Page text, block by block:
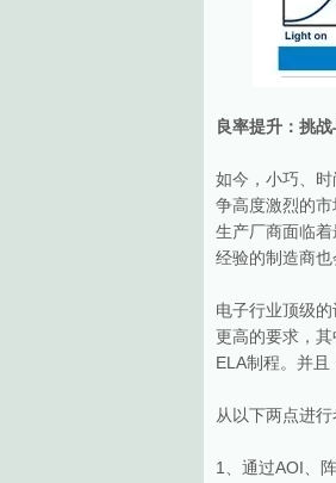
良率提升：挑
如今，小巧、
争高度激烈的
生产厂商面临
经验的制造商也
电子行业顶级
更高的要求，
ELA制程。并且
从以下两点进
1、通过AOI、